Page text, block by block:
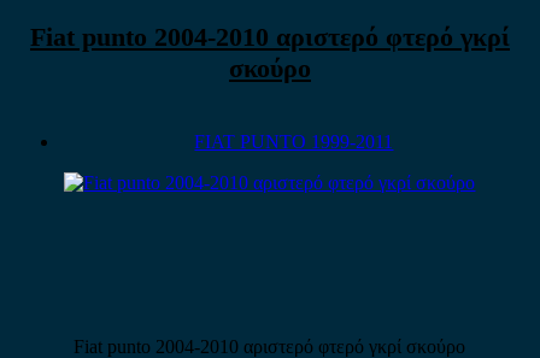
Fiat punto 2004-2010 αριστερό φτερό γκρί
σκούρο
FIAT PUNTO 1999-2011
Fiat punto 2004-2010 αριστερό φτερό γκρί σκούρο